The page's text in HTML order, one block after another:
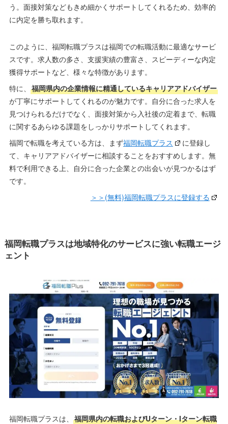
う。面接対策などもきめ細かくサポートしてくれるため、効率的
に内定を勝ち取れます。
このように、福岡転職プラスは福岡での転職活動に最適なサービ
スです。求人数の多さ、支援実績の豊富さ、スピーディーな内定
獲得サポートなど、様々な特徴があります。
特に、 福岡県内の企業情報に精通しているキャリアアドバイザー
が丁寧にサポートしてくれるのが魅力です。自分に合った求人を
見つけられるだけでなく、面接対策から入社後の定着まで、転職
に関するあらゆる課題をしっかりサポートしてくれます。
福岡で転職を考えている方は、まず福岡転職プラス
に登録し
て、キャリアアドバイザーに相談することをおすすめします。無
料で利用できる上、自分に合った企業との出会いが見つかるはず
です。
＞＞(無料)福岡転職プラスに登録する
福岡転職プラスは地域特化のサービスに強い転職エージ
ェント
福岡転職プラスは、 福岡県内の転職およびUターン・Iターン転職